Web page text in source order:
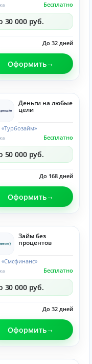
Бесплатно
30 000 руб.
До 32 дней
Оформить
Деньги на любые
цели
Бесплатно
50 000 руб.
До 168 дней
Оформить
Займ без
процентов
Бесплатно
30 000 руб.
До 32 дней
Оформить